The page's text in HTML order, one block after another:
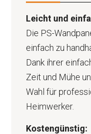
Leicht und
Die PS-
einfach zu
Dank ihrer
Zeit und Mühe
Wahl für
Heimwerker.
Kostengünstig: